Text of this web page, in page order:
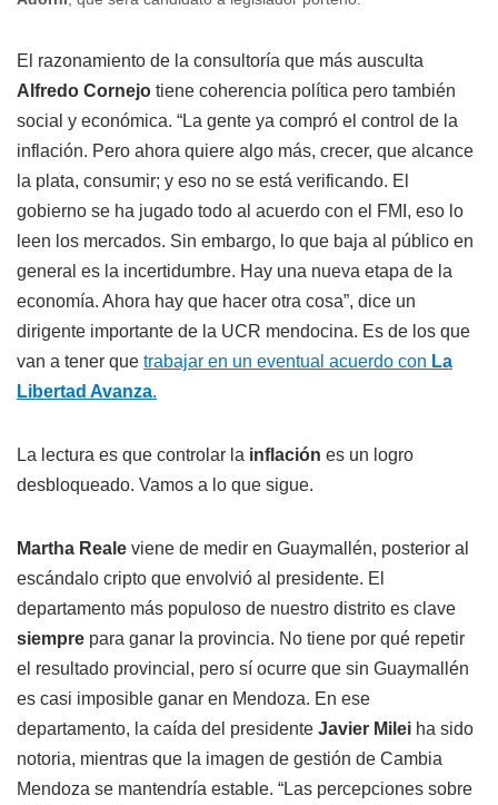
El razonamiento de la consultoría que más ausculta
Alfredo Cornejo tiene coherencia política pero también
social y económica. “La gente ya compró el control de la
inflación. Pero ahora quiere algo más, crecer, que alcance
la plata, consumir; y eso no se está verificando. El
gobierno se ha jugado todo al acuerdo con el FMI, eso lo
leen los mercados. Sin embargo, lo que baja al público en
general es la incertidumbre. Hay una nueva etapa de la
economía. Ahora hay que hacer otra cosa”, dice un
dirigente importante de la UCR mendocina. Es de los que
van a tener que trabajar en un eventual acuerdo con La
Libertad Avanza.
La lectura es que controlar la inflación es un logro
desbloqueado. Vamos a lo que sigue.
Martha Reale viene de medir en Guaymallén, posterior al
escándalo cripto que envolvió al presidente. El
departamento más populoso de nuestro distrito es clave
siempre para ganar la provincia. No tiene por qué repetir
el resultado provincial, pero sí ocurre que sin Guaymallén
es casi imposible ganar en Mendoza. En ese
departamento, la caída del presidente Javier Milei ha sido
notoria, mientras que la imagen de gestión de Cambia
Mendoza se mantendría estable. “Las percepciones sobre